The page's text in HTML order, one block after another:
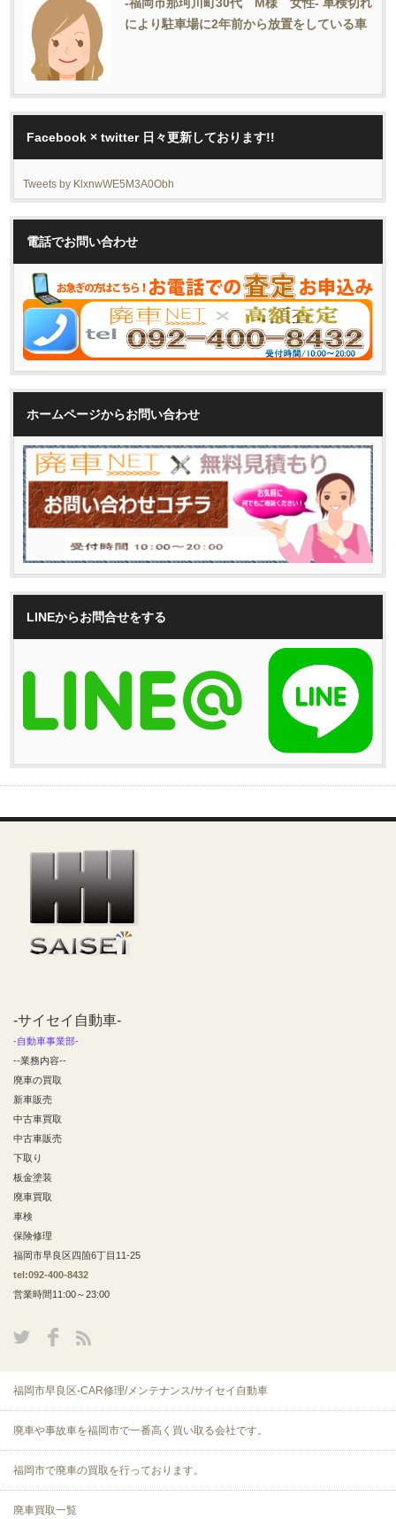
により駐車場に2年前から放置をしている車
Facebook × twitter 日々更新しております!!
Tweets by KlxnwWE5M3A0Obh
電話でお問い合わせ
ホームページからお問い合わせ
LINEからお問合せをする
-サイセイ自動車-
-自動車事業部-
--業務内容--
廃車の買取
新車販売
中古車買取
中古車販売
下取り
板金塗装
廃車買取
車検
保険修理
福岡市早良区四箇6丁目11-25
tel:092-400-8432
営業時間11:00～23:00
福岡市早良区-CAR修理/メンテナンス/サイセイ自動車
廃車や事故車を福岡市で一番高く買い取る会社です。
福岡市で廃車の買取を行っております。
廃車買取一覧